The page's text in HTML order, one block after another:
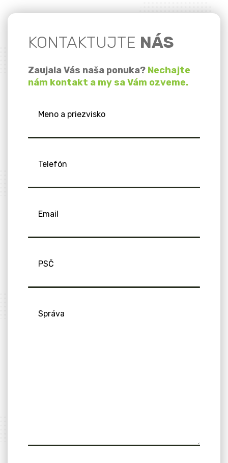
KONTAKTUJTE NÁS
Zaujala Vás naša ponuka? Nechajte
nám kontakt a my sa Vám ozveme.
Meno a priezvisko
Telefón
Email
PSČ
Správa